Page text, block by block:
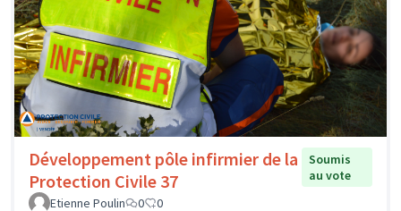
Développement pôle infirmier de la
Protection Civile 37
Soumis
au vote
Etienne Poulin
0 0